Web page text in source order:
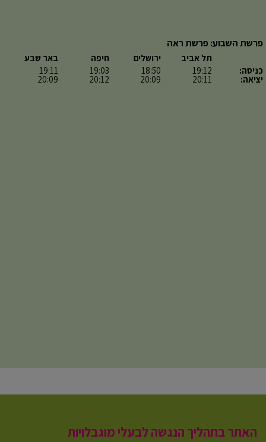
פרשת השבוע: פרשת ראה
כניסה:
יציאה:
תל אביב
19:12
20:11
ירושלים
18:50
20:09
חיפה
19:03
20:12
באר שבע
19:11
20:09
האתר בתהליך הנגשה לבעלי מוגבלויות